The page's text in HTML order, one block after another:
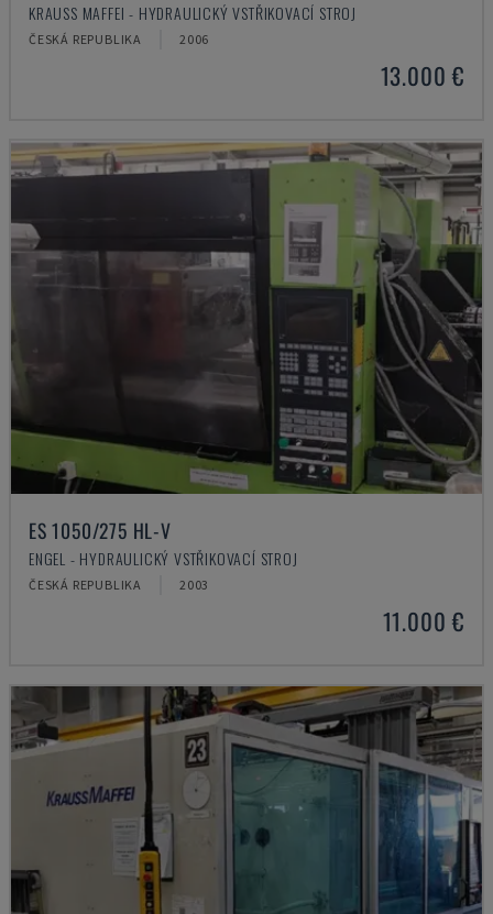
KRAUSS MAFFEI - HYDRAULICKÝ VSTŘIKOVACÍ STROJ
ČESKÁ REPUBLIKA 2006
13.000 €
ES 1050/275 HL-V
ENGEL - HYDRAULICKÝ VSTŘIKOVACÍ STROJ
ČESKÁ REPUBLIKA 2003
11.000 €